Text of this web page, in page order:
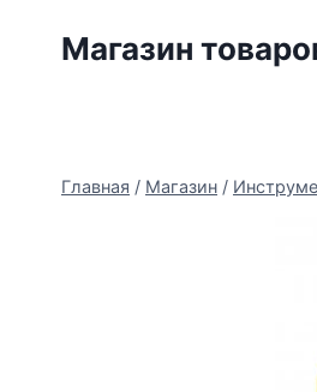
Магазин
Главная / Магазин /